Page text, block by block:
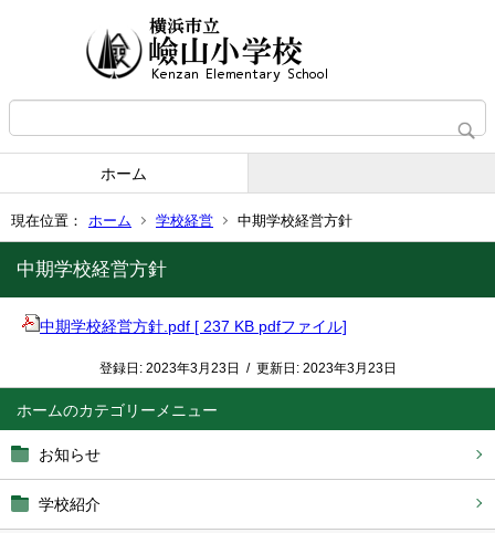
ホーム
現在位置： ホーム 学校経営 中期学校経営方針
ホーム
お知らせ
学校紹介
中期学校経営方針
中期学校経営方針.pdf [ 237 KB pdfファイル]
登録日: 2023年3月23日 / 更新日: 2023年3月23日